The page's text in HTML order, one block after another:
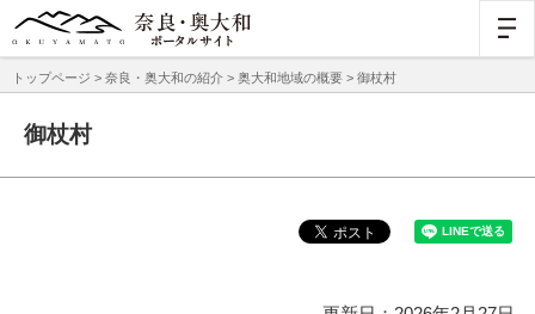
トップページ > 奈良・奥大和の紹介 > 奥大和地域の概要 > 御杖村
御杖村